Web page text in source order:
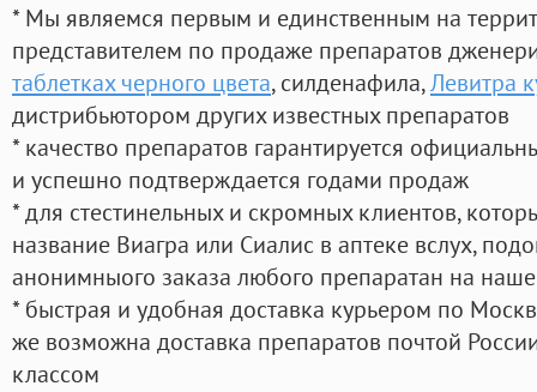
* Мы являемся первым и единственным на
представителем по продаже препаратов
таблетках черного цвета, силденафила,Левитра
дистрибьютором других известных препаратов
* качество препаратов гарантируется
и успешно подтверждается годами продаж
* для стестинельных и скромных клиентов,
название Виагра или Сиалис в аптеке вслух,
анонимныого заказа любого препаратан на
* быстрая и удобная доставка курьером по
же возможна доставка препаратов почтой
классом